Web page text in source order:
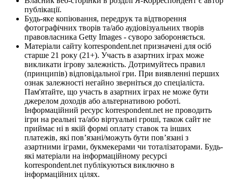
публікації.
Будь-яке копіювання, передрук та відтворення
фотографічних творів та/або аудіовізуальних творів
правовласника Getty Images - суворо забороняється.
Матеріали сайту korrespondent.net призначені для осіб
старше 21 року (21+). Участь в азартних іграх може
викликати ігрову залежність. Дотримуйтесь правил
(принципів) відповідальної гри. При виявленні перших
ознак залежності негайно зверніться до спеціаліста.
Пам'ятайте, що участь в азартних іграх не може бути
джерелом доходів або альтернативою роботі.
Інформаційний ресурс korrespondent.net не проводить
ігри на реальні та/або віртуальні гроші, також сайт не
приймає ні в якій формі оплату ставок та інших
платежів, які пов’язані/можуть бути пов’язані з
азартними іграми, букмекерами чи тоталізаторами. Будь-
які матеріали на інформаційному ресурсі
korrespondent.net публікуються виключно в
інформаційних цілях.